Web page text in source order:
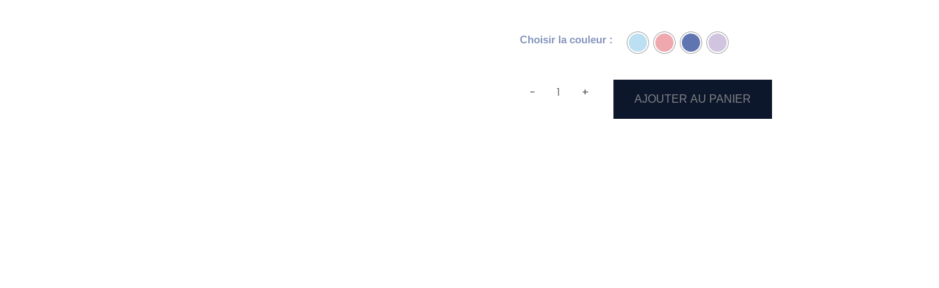
Choisir la couleur :
-
quantité
+ AJOUTER AU PANIER